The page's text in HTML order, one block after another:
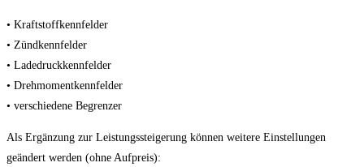
• Kraftstoffkennfelder
• Zündkennfelder
• Ladedruckkennfelder
• Drehmomentkennfelder
• verschiedene Begrenzer
Als Ergänzung zur Leistungssteigerung können weitere Einstellungen
geändert werden (ohne Aufpreis):